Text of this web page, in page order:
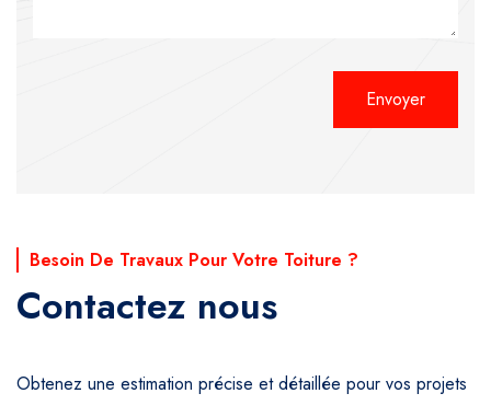
Besoin De Travaux Pour Votre Toiture ?
Contactez nous
Obtenez une estimation précise et détaillée pour vos projets